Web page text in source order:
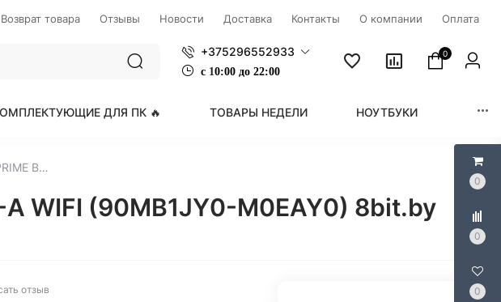
0
0
0
Возврат товара Отзывы Новости Доставка Контакты О компании Оплата
+375296552933
с 1 0:00 до 22:00
0
ДЛЯ ПК 🔥 ТОВАРЫ НЕДЕЛИ НОУТБУКИ
Материнская плата ASUS PRIME B860M-A WIFI (90MB1JY0-M0EAY0)
A WIFI (90MB1JY0-M0EAY0) 8bit.by
отзыв